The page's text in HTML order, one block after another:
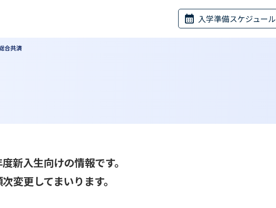
入学準備スケジュール
合共済
新入生向けの情報です。
変更してまいります。